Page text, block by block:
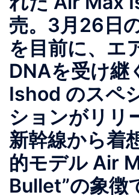
売。3月26日
を目前に、エ
DNAを受け継
Ishod のスペ
ションがリリ
新幹線から着
的モデル Air
Bullet”の象徴